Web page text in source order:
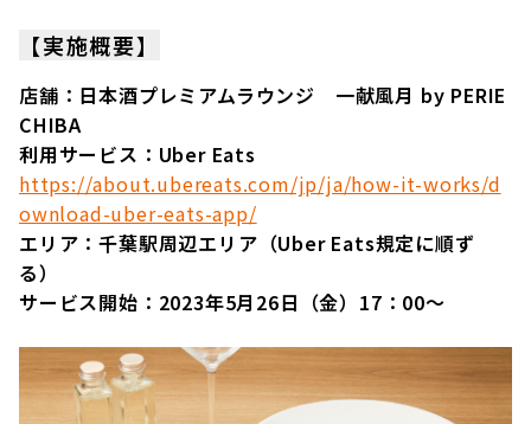
【実施概要】
店舗：日本酒プレミアムラウンジ 一献風月 by PERIE
CHIBA
利用サービス：Uber Eats
https://about.ubereats.com/jp/ja/how-it-works/d
ownload-uber-eats-app/
エリア：千葉駅周辺エリア（Uber Eats規定に順ず
る）
サービス開始：2023年5月26日（金）17：00～